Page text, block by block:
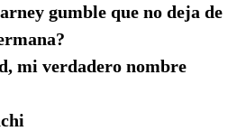
gumble que no deja de
mi verdadero nombre